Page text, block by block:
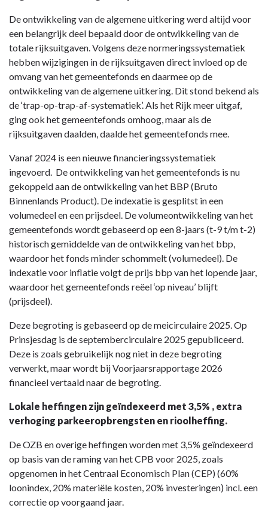
De ontwikkeling van de algemene uitkering werd altijd voor
een belangrijk deel bepaald door de ontwikkeling van de
totale rijksuitgaven. Volgens deze normeringssystematiek
hebben wijzigingen in de rijksuitgaven direct invloed op de
omvang van het gemeentefonds en daarmee op de
ontwikkeling van de algemene uitkering. Dit stond bekend als
de ‘trap-op-trap-af-systematiek’. Als het Rijk meer uitgaf,
ging ook het gemeentefonds omhoog, maar als de
rijksuitgaven daalden, daalde het gemeentefonds mee.
Vanaf 2024 is een nieuwe financieringssystematiek
ingevoerd. De ontwikkeling van het gemeentefonds is nu
gekoppeld aan de ontwikkeling van het BBP (Bruto
Binnenlands Product). De indexatie is gesplitst in een
volumedeel en een prijsdeel. De volumeontwikkeling van het
gemeentefonds wordt gebaseerd op een 8-jaars (t-9 t/m t-2)
historisch gemiddelde van de ontwikkeling van het bbp,
waardoor het fonds minder schommelt (volumedeel). De
indexatie voor inflatie volgt de prijs bbp van het lopende jaar,
waardoor het gemeentefonds reëel ‘op niveau’ blijft
(prijsdeel).
Deze begroting is gebaseerd op de meicirculaire 2025. Op
Prinsjesdag is de septembercirculaire 2025 gepubliceerd.
Deze is zoals gebruikelijk nog niet in deze begroting
verwerkt, maar wordt bij Voorjaarsrapportage 2026
financieel vertaald naar de begroting.
Lokale heffingen zijn geïndexeerd met 3,5% , extra
verhoging parkeeropbrengsten en rioolheffing.
De OZB en overige heffingen worden met 3,5% geïndexeerd
op basis van de raming van het CPB voor 2025, zoals
opgenomen in het Centraal Economisch Plan (CEP) (60%
loonindex, 20% materiële kosten, 20% investeringen) incl. een
correctie op voorgaand jaar.